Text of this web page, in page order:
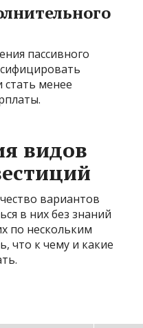
пассивного
стать менее
видов
вариантов
в них без знаний
по нескольким
что к чему и какие